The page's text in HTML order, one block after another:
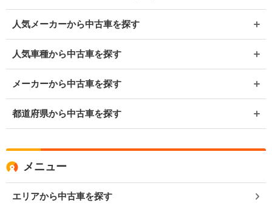
人気メーカーから中古車を探す
人気車種から中古車を探す
メーカーから中古車を探す
都道府県から中古車を探す
メニュー
エリアから中古車を探す